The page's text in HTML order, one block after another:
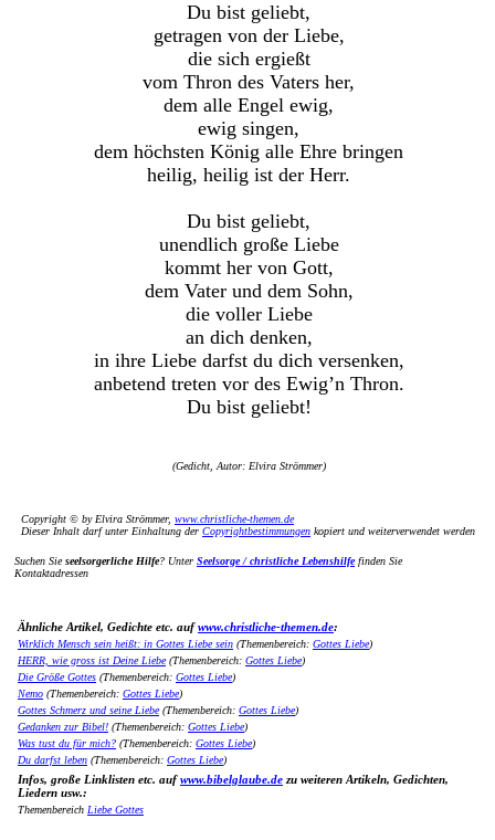
Du bist geliebt,
getragen von der Liebe,
die sich ergießt
vom Thron des Vaters her,
dem alle Engel ewig,
ewig singen,
dem höchsten König alle Ehre bringen
heilig, heilig ist der Herr.
Du bist geliebt,
unendlich große Liebe
kommt her von Gott,
dem Vater und dem Sohn,
die voller Liebe
an dich denken,
in ihre Liebe darfst du dich versenken,
anbetend treten vor des Ewig’n Thron.
Du bist geliebt!
(Gedicht, Autor: Elvira Strömmer)
Copyright © by Elvira Strömmer, www.christliche-themen.de
Dieser Inhalt darf unter Einhaltung der Copyrightbestimmungen kopiert und weiterverwendet werden
Suchen Sieseelsorgerliche Hilfe? Unter Seelsorge / christliche Lebenshilfefinden Sie
Kontaktadressen
Ähnliche Artikel, Gedichte etc. aufwww.christliche-themen.de:
Wirklich Mensch sein heißt: in Gottes Liebe sein (Themenbereich: Gottes Liebe)
HERR, wie gross ist Deine Liebe(Themenbereich: Gottes Liebe)
Die Größe Gottes (Themenbereich: Gottes Liebe)
Nemo (Themenbereich: Gottes Liebe)
Gottes Schmerz und seine Liebe(Themenbereich: Gottes Liebe)
Gedanken zur Bibel! (Themenbereich: Gottes Liebe)
Was tust du für mich? (Themenbereich: Gottes Liebe)
Du darfst leben (Themenbereich: Gottes Liebe)
Infos, große Linklisten etc. aufwww.bibelglaube.de zu weiteren Artikeln, Gedichten,
Liedern usw.:
Themenbereich Liebe Gottes